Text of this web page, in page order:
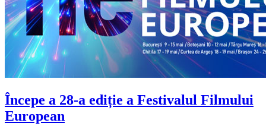
Începe a 28-a ediție a Festivalul Filmului
European